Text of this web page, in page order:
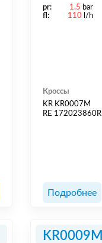
pr: 1.5 bar
fl:
110 l/h
Кроссы
KR KR0007M
RE 172023860R
Подробнее
KR0009M